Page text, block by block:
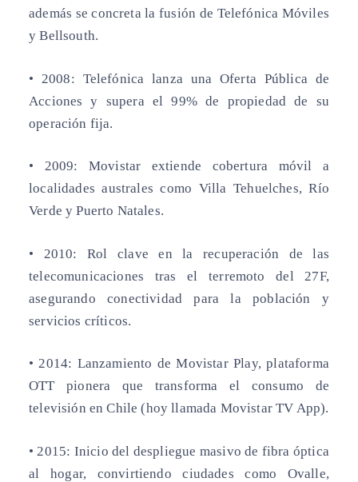
además se concreta la fusión de Telefónica Móviles
y Bellsouth.
• 2008: Telefónica lanza una Oferta Pública de
Acciones y supera el 99% de propiedad de su
operación fija.
• 2009: Movistar extiende cobertura móvil a
localidades australes como Villa Tehuelches, Río
Verde y Puerto Natales.
• 2010: Rol clave en la recuperación de las
telecomunicaciones tras el terremoto del 27F,
asegurando conectividad para la población y
servicios críticos.
• 2014: Lanzamiento de Movistar Play, plataforma
OTT pionera que transforma el consumo de
televisión en Chile (hoy llamada Movistar TV App).
• 2015: Inicio del despliegue masivo de fibra óptica
al hogar, convirtiendo ciudades como Ovalle,